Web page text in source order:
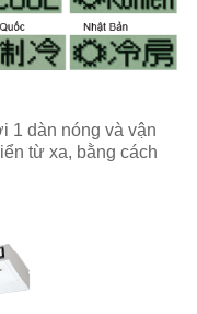
1 dàn nóng và vận
từ xa, bằng cách